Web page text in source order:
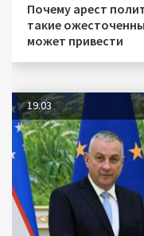
Почему арест
такие
может привести
19.03